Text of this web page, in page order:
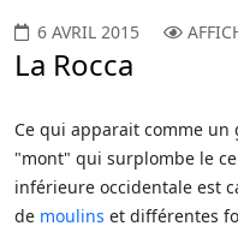
6 AVRIL 2015
La Rocca
Ce qui apparait comme
"mont" qui surplombe le
inférieure occidentale est
de moulins et différentes